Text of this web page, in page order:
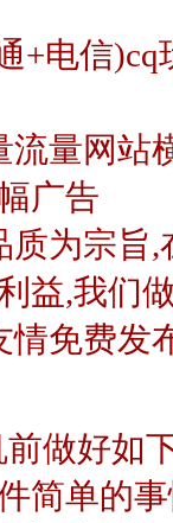
+电信
流量网站
广告
为宗旨
益,我们
情免费发
做好如
简单的